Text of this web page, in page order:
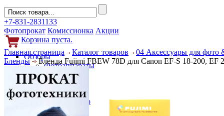
+7-831-2831133
Фотопрокат Комиссионка Акции
Корзина пуста.
Обзоры
Фотоаппараты
Объективы
Фильтры
Новости
Фото и видео
Гаджеты
Главная страница Каталог товаров
04 Аксессуары для фото
Бленды
Бленда Fujimi FBEW 78D для Canon EF-S 18-200, EF